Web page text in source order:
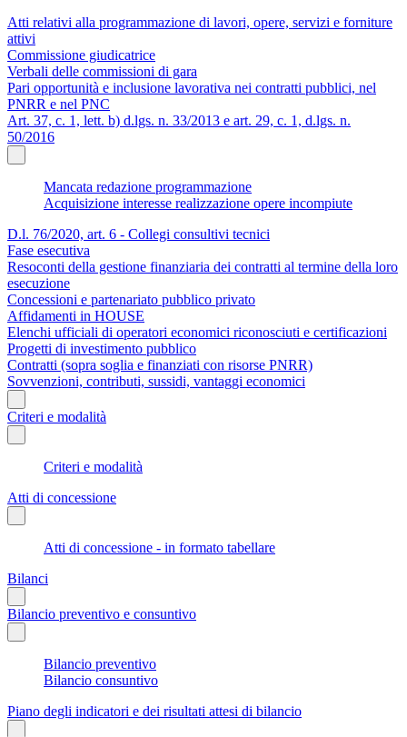
Atti relativi alla programmazione di lavori, opere, servizi e forniture
attivi
Commissione giudicatrice
Verbali delle commissioni di gara
Pari opportunità e inclusione lavorativa nei contratti pubblici, nel
PNRR e nel PNC
Art. 37, c. 1, lett. b) d.lgs. n. 33/2013 e art. 29, c. 1, d.lgs. n.
50/2016
Mancata redazione programmazione
Acquisizione interesse realizzazione opere incompiute
D.l. 76/2020, art. 6 - Collegi consultivi tecnici
Fase esecutiva
Resoconti della gestione finanziaria dei contratti al termine della loro
esecuzione
Concessioni e partenariato pubblico privato
Affidamenti in HOUSE
Elenchi ufficiali di operatori economici riconosciuti e certificazioni
Progetti di investimento pubblico
Contratti (sopra soglia e finanziati con risorse PNRR)
Sovvenzioni, contributi, sussidi, vantaggi economici
Criteri e modalità
Criteri e modalità
Atti di concessione
Atti di concessione - in formato tabellare
Bilanci
Bilancio preventivo e consuntivo
Bilancio preventivo
Bilancio consuntivo
Piano degli indicatori e dei risultati attesi di bilancio